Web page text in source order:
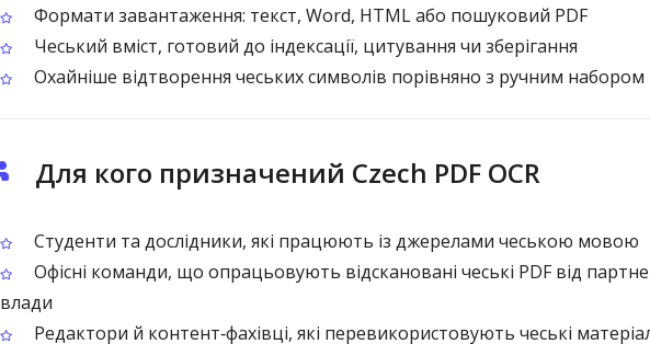
Формати завантаження: текст, Word, HTML або пошуковий PDF
Чеський вміст, готовий до індексації, цитування чи зберігання
Охайніше відтворення чеських символів порівняно з ручним набором
Для кого призначений Czech PDF OCR
Студенти та дослідники, які працюють із джерелами чеською мовою
Офісні команди, що опрацьовують відскановані чеські PDF від
влади
Редактори й контент‑фахівці, які перевикористовують чеські